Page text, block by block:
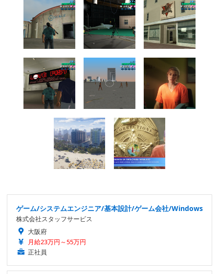
ゲーム/システムエンジニア/基本設計/ゲーム会社/Windows
株式会社スタッフサービス
大阪府
月給23万円～55万円
正社員